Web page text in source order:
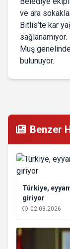
ve ara
Bitlis’te kar
sağlanamıyor.
Muş
bulunuyor.
Benzer
Türkiye,
giriyor
02.08.2026